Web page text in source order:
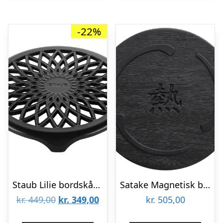
-22%
Staub Lilie bordskåner 23 cm, sort
kr.449,00 Den
kr. 349,00Den
Satake Magnetisk bordskåner, matsort
kr. 505,00